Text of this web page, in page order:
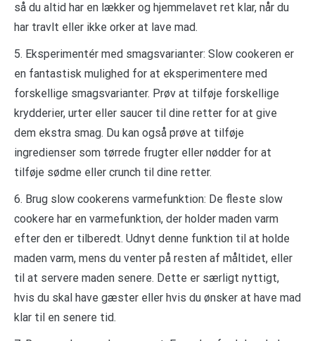
så du altid har en lækker og hjemmelavet ret klar, når du
har travlt eller ikke orker at lave mad.
5. Eksperimentér med smagsvarianter: Slow cookeren er
en fantastisk mulighed for at eksperimentere med
forskellige smagsvarianter. Prøv at tilføje forskellige
krydderier, urter eller saucer til dine retter for at give
dem ekstra smag. Du kan også prøve at tilføje
ingredienser som tørrede frugter eller nødder for at
tilføje sødme eller crunch til dine retter.
6. Brug slow cookerens varmefunktion: De fleste slow
cookere har en varmefunktion, der holder maden varm
efter den er tilberedt. Udnyt denne funktion til at holde
maden varm, mens du venter på resten af måltidet, eller
til at servere maden senere. Dette er særligt nyttigt,
hvis du skal have gæster eller hvis du ønsker at have mad
klar til en senere tid.